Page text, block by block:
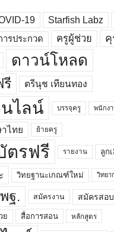
19 Starfish Labz
ารประกวด ครูผู้ช่วย คุ
ดาวน์โหลด
รี ตรีนุช เทียนทอง
ไลน์ บรรจุครู พนักง
ไทย ย้ายครู
ตรฟรี รายงาน ลูก
วิทยฐานะเกณฑ์ใหม่ วิทย
ฐ. สมัครงาน สมัครสอบ
ย สื่อการสอน หลักสูตร